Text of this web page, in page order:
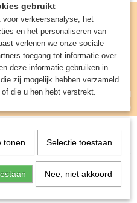
UW WINKELWAGEN
(0)
Schaken & Dammen
gebruikt
voor verkeersanalyse, het
en het personaliseren van
verlenen we onze sociale
toegang tot informatie over
deze informatie gebruiken in
zij mogelijk hebben verzameld
die u hen hebt verstrekt.
tonen Selectie toestaan
Nee, niet akkoord